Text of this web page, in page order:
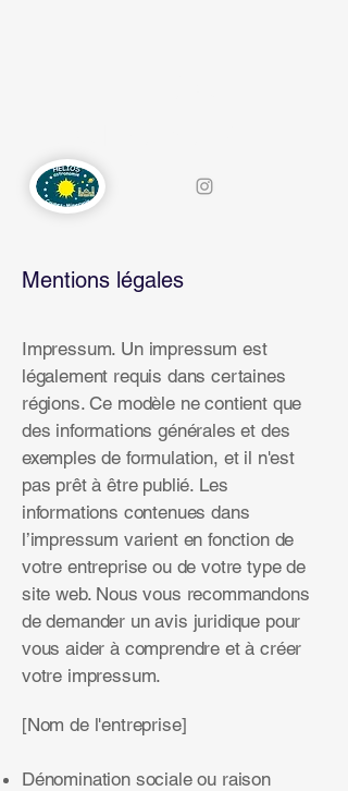
Mentions légales
Impressum. Un impressum est
légalement requis dans certaines
régions. Ce modèle ne contient que
des informations générales et des
exemples de formulation, et il n'est
pas prêt à être publié. Les
informations contenues dans
l’impressum varient en fonction de
votre entreprise ou de votre type de
site web. Nous vous recommandons
de demander un avis juridique pour
vous aider à comprendre et à créer
votre impressum.
[Nom de l'entreprise]
Dénomination sociale ou raison